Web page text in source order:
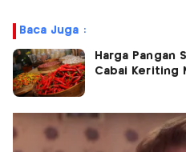
Baca Juga :
Harga Pangan
Cabai Keriting